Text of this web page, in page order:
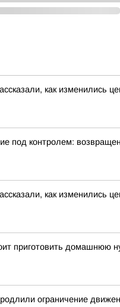
как изменились
под контролем:
как изменились
приготовить домашнюю
ограничение